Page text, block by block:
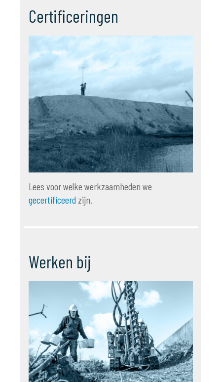
Certificeringen
Lees voor welke werkzaamheden we
gecertificeerdzijn.
Werken bij